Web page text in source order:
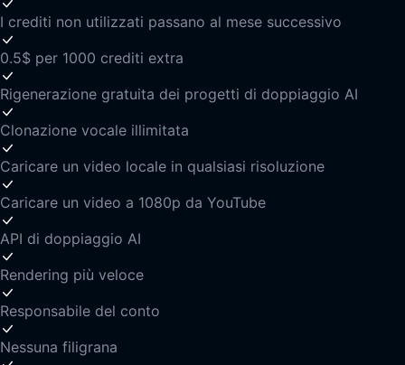
I crediti non utilizzati passano al mese successivo
0.5$ per 1000 crediti extra
Rigenerazione gratuita dei progetti di doppiaggio AI
Clonazione vocale illimitata
Caricare un video locale in qualsiasi risoluzione
Caricare un video a 1080p da YouTube
API di doppiaggio AI
Rendering più veloce
Responsabile del conto
Nessuna filigrana